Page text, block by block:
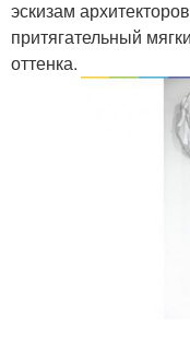
эскизам
притягательный
оттенка.